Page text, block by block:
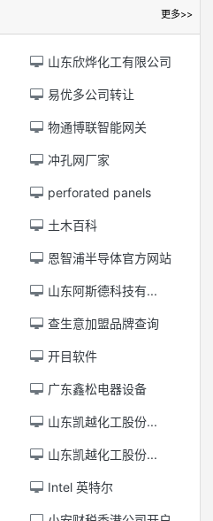
更多>>
山东欣烨化工有限公司
易优多公司转让
物通博联智能网关
冲孔网厂家
perforated panels
土木百科
恩智浦半导体官方网站
山东阿斯德科技有...
查生意加盟品牌查询
开目软件
广东鑫松电器设备
山东凯越化工股份...
山东凯越化工股份...
Intel 英特尔